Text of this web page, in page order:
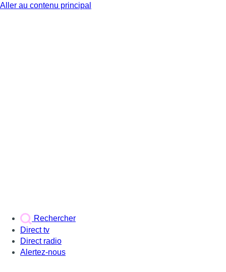
Aller au contenu principal
Rechercher
Direct tv
Direct radio
Alertez-nous